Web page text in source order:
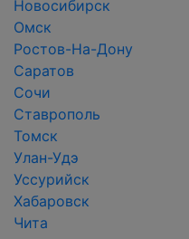
Новосибирск
Омск
Ростов-На-Дону
Саратов
Сочи
Ставрополь
Томск
Улан-Удэ
Уссурийск
Хабаровск
Чита